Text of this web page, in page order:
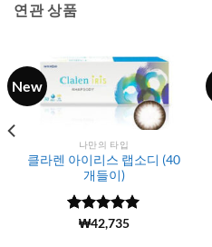
연관 상품
New
나만의 타입
클라렌 아이리스 랩소디 (40
개들이)
5 중에서
(204)
₩42,735